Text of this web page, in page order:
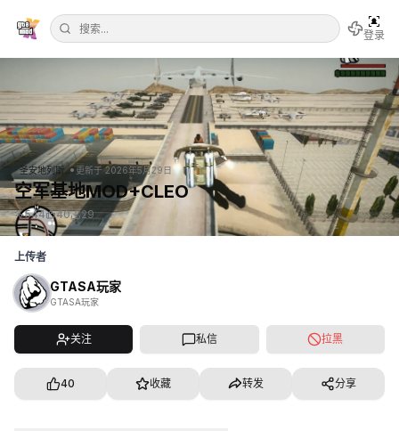
登录
圣安地列斯 •更新于 2026年5月29日
空军基地MOD+CLEO
544 40 29
上传者
GTASA玩家
GTASA玩家
关注 私信 拉黑
40 收藏 转发 分享